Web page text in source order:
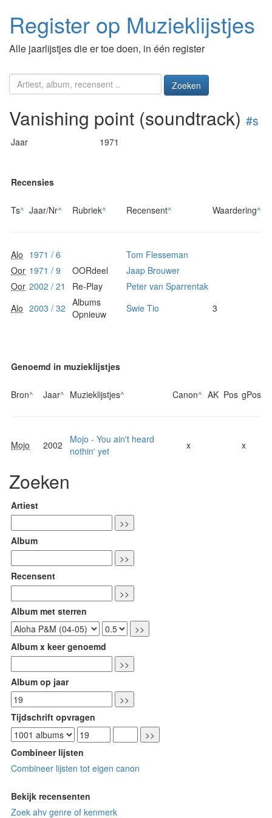
Register op Muzieklijstjes
Alle jaarlijstjes die er toe doen, in één register
Zoeken
Vanishing point (soundtrack) #s
Jaar 1971
Recensies
Ts^ Jaar/Nr^ Rubriek^ Recensent^ Waardering^
Alo 1971 / 6
Tom Flesseman
Oor 1971 / 9 OORdeel
Jaap Brouwer
Oor 2002 / 21 Re-Play
Peter van Sparrentak
Alo 2003 / 32 Albums
Opnieuw
Swie Tio 3
Genoemd in muzieklijstjes
Bron^ Jaar^ Muzieklijstjes^ Canon^ AK Pos gPos
Mojo 2002
Mojo - You ain't heard
nothin' yet
x x
Zoeken
Artiest
Album
Recensent
Album met sterren
Album x keer genoemd
Album op jaar
Tijdschrift opvragen
Combineer lijsten
Combineer lijsten tot eigen canon
Bekijk recensenten
Zoek ahv genre of kenmerk